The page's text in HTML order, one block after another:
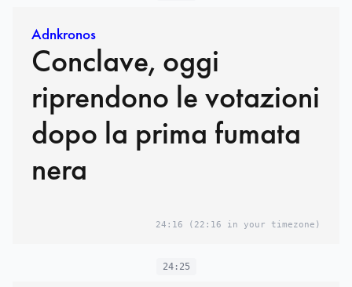
Adnkronos
Conclave, oggi
riprendono le votazioni
dopo la prima fumata
nera
24:16 (22:16 in your timezone)
24:25